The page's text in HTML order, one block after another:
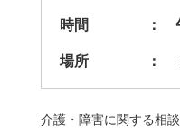
時間 ： 午前
場所 ： たじ
介護・障害に関する相